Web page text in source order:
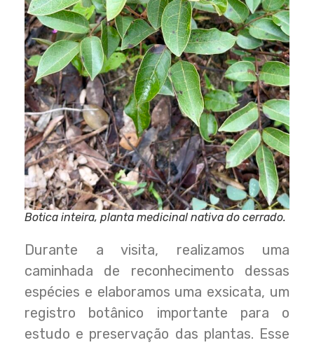
Botica inteira, planta medicinal nativa do cerrado.
Durante a visita, realizamos uma
caminhada de reconhecimento dessas
espécies e elaboramos uma exsicata, um
registro botânico importante para o
estudo e preservação das plantas. Esse